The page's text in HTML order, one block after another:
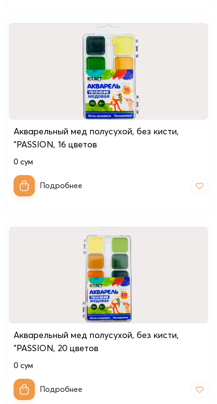
Акварельный мед полусухой, без кисти,
"PASSION, 16 цветов
0 сум
Подробнее
Акварельный мед полусухой, без кисти,
"PASSION, 20 цветов
0 сум
Подробнее